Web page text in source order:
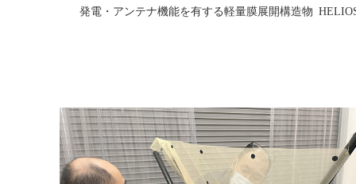
発電・アンテナ機能を有する軽量膜展開構造物